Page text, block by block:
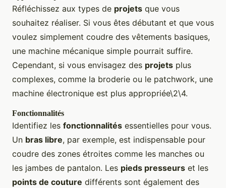
Réfléchissez aux types de projets que vous
souhaitez réaliser. Si vous êtes débutant et que vous
voulez simplement coudre des vêtements basiques,
une machine mécanique simple pourrait suffire.
Cependant, si vous envisagez des projets plus
complexes, comme la broderie ou le patchwork, une
machine électronique est plus appropriée\2\4.
Fonctionnalités
Identifiez les fonctionnalités essentielles pour vous.
Un bras libre, par exemple, est indispensable pour
coudre des zones étroites comme les manches ou
les jambes de pantalon. Les pieds presseurs et les
points de couture différents sont également des